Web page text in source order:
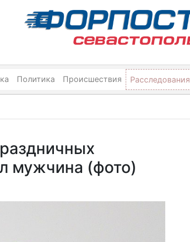
Политика Происшествия Расследования
мужчина (фото)